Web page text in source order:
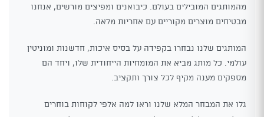
מהמותגים המובילים בעולם. כיבואנים ומפיצים מורשים, אנחנו
מבטיחים מוצרים מקוריים עם אחריות מלאה.
המותגים שלנו נבחרו בקפידה על בסיס איכות, חדשנות ומוניטין
עולמי. כל מותג מביא את המומחיות הייחודית שלו, ויחד הם
מספקים מענה מקיף לכל צורך ותקציב.
גלו את המבחר המלא שלנו וראו למה אלפי לקוחות בוחרים